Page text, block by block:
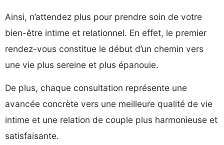
Ainsi, n’attendez plus pour prendre soin de votre
bien-être intime et relationnel. En effet, le premier
rendez-vous constitue le début d’un chemin vers
une vie plus sereine et plus épanouie.
De plus, chaque consultation représente une
avancée concrète vers une meilleure qualité de vie
intime et une relation de couple plus harmonieuse et
satisfaisante.